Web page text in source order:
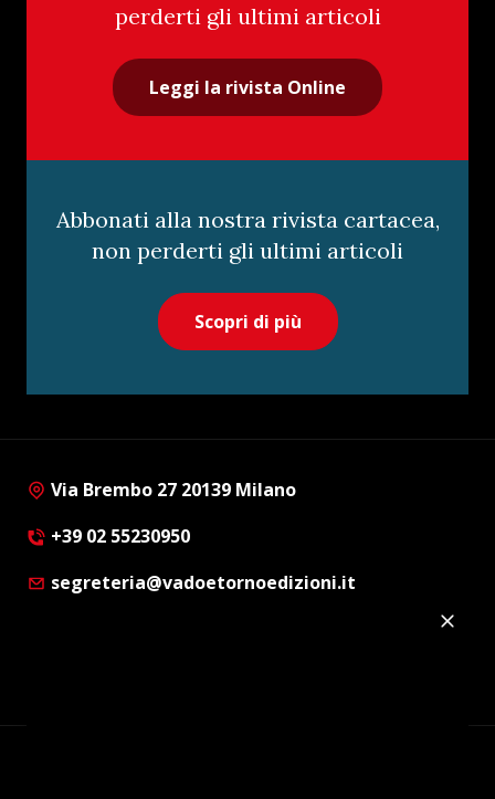
perderti gli ultimi articoli
Leggi la rivista Online
Abbonati alla nostra rivista cartacea,
non perderti gli ultimi articoli
Scopri di più
Via Brembo 27 20139 Milano
+39 02 55230950
segreteria@vadoetornoedizioni.it